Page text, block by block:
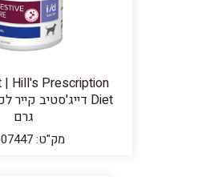
Hill's Prescription
גרם
מק"ט: 40607447